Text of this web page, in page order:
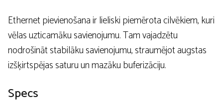
Ethernet pievienošana ir lieliski piemērota cilvēkiem, kuri
vēlas uzticamāku savienojumu. Tam vajadzētu
nodrošināt stabilāku savienojumu, straumējot augstas
izšķirtspējas saturu un mazāku buferizāciju.
Specs